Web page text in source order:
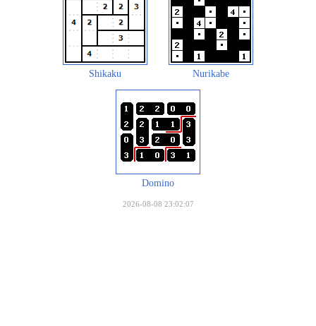
Shikaku Nurikabe
Domino
2026-08-08 23:02:07